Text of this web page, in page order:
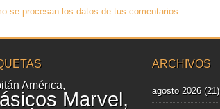
se procesan los datos de tus comentarios.
América
Marvel
ARCHIVOS
agosto 2026(21)